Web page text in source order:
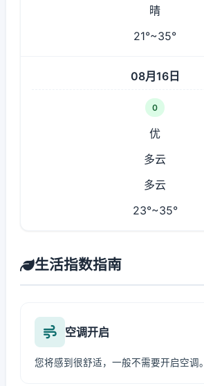
晴
21°~35°
08月16日
0
优
多云
多云
23°~35°
生活指数指南
空调开启
您将感到很舒适，一般不需要开启空调。